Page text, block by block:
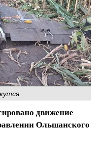
движение
Ольшанского